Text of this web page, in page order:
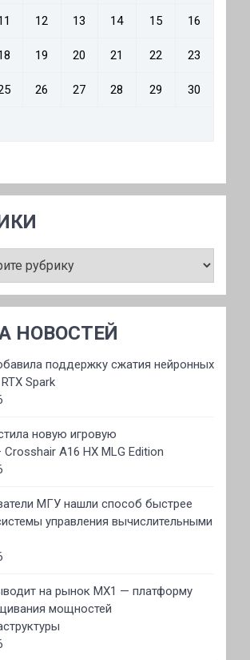
12 13 14 15 16
19 20 21 22 23
26 27 28 29 30
НОВОСТЕЙ
поддержку сжатия нейронных
Spark
новую игровую
A16 HX MLG Edition
МГУ нашли способ быстрее
управления вычислительными
на рынок MX1 — платформу
мощностей